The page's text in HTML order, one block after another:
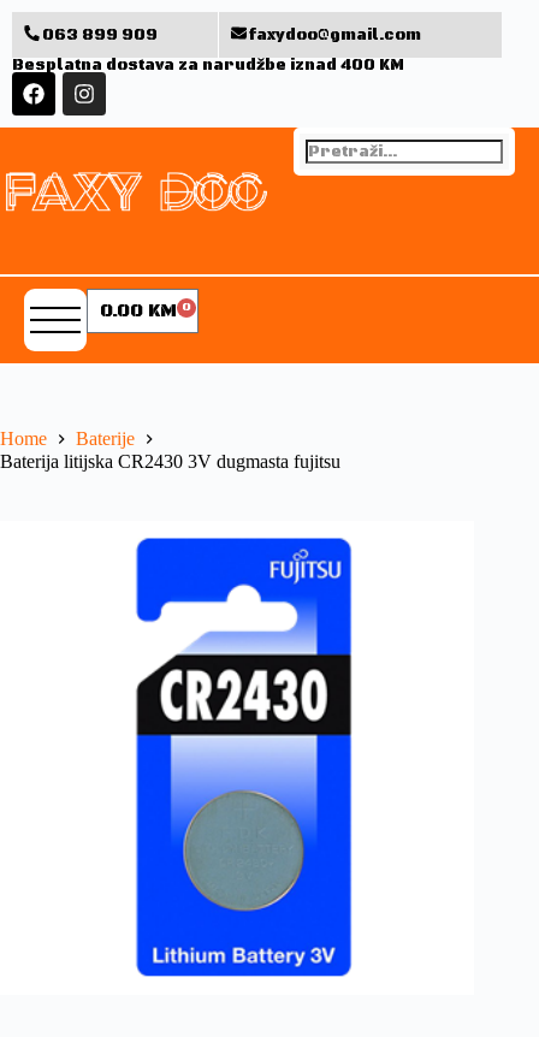
063 899 909
faxydoo@gmail.com
Besplatna dostava za narudžbe iznad 400 KM
0.00 KM 0
Home
Baterije
Baterija litijska CR2430 3V dugmasta fujitsu